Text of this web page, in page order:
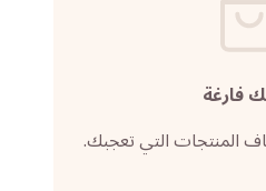
فارغة
المنتجات التي تعجبك.